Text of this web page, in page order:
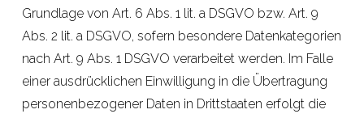
Grundlage von Art. 6 Abs. 1 lit. a DSGVO bzw. Art. 9
Abs. 2 lit. a DSGVO, sofern besondere Datenkategorien
nach Art. 9 Abs. 1 DSGVO verarbeitet werden. Im Falle
einer ausdrücklichen Einwilligung in die Übertragung
personenbezogener Daten in Drittstaaten erfolgt die